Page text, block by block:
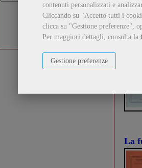
contenuti personalizzati e
Cliccando su "Accetto tutti i
clicca su "Gestione preferenze",
Per maggiori dettagli, consulta la
Gestione preferenze
Iscriviti
Accettol'informativa sulla
privacy
La